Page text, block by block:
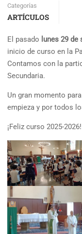
Categorías
ARTÍCULOS
El pasado lunes 29
inicio de curso en la
Contamos con la
Secundaria.
Un gran momento
empieza y por todos
¡Feliz curso 2025-2026!